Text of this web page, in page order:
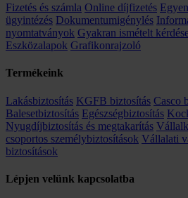
Fizetés és számla Online díjfizetés
ügyintézés Dokumentumigénylés
nyomtatványok Gyakran ismételt
Eszközalapok Grafikonrajzoló
Termékeink
Lakásbiztosítás KGFB biztosítás Casco
Balesetbiztosítás Egészségbiztosítás
Nyugdíjbiztosítás és megtakarítás
csoportos személybiztosítások Vállalati
biztosítások
Lépjen velünk kapcsolatba